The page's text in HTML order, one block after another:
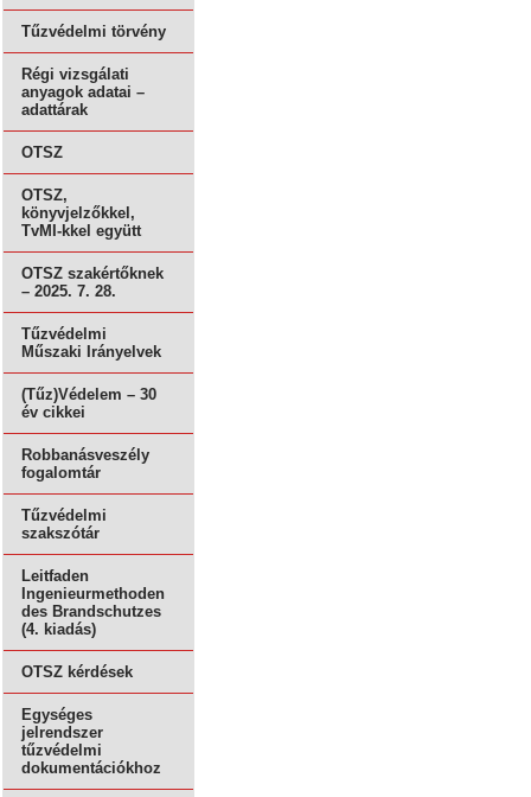
Tűzvédelmi törvény
Régi vizsgálati
anyagok adatai –
adattárak
OTSZ
OTSZ,
könyvjelzőkkel,
TvMI-kkel együtt
OTSZ szakértőknek
– 2025. 7. 28.
Tűzvédelmi
Műszaki Irányelvek
(Tűz)Védelem – 30
év cikkei
Robbanásveszély
fogalomtár
Tűzvédelmi
szakszótár
Leitfaden
Ingenieurmethoden
des Brandschutzes
(4. kiadás)
OTSZ kérdések
Egységes
jelrendszer
tűzvédelmi
dokumentációkhoz